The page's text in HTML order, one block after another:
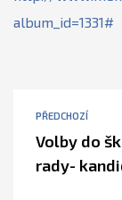
album_id=1331#
PŘEDCHOZÍ
Volby do
rady-